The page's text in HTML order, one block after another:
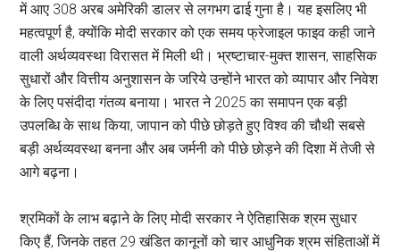
में आए 308 अरब अमेरिकी डालर से लगभग ढाई गुना है। यह इसलिए भी
महत्वपूर्ण है, क्योंकि मोदी सरकार को एक समय फ्रेजाइल फाइव कही जाने
वाली अर्थव्यवस्था विरासत में मिली थी। भ्रष्टाचार-मुक्त शासन, साहसिक
सुधारों और वित्तीय अनुशासन के जरिये उन्होंने भारत को व्यापार और निवेश
के लिए पसंदीदा गंतव्य बनाया। भारत ने 2025 का समापन एक बड़ी
उपलब्धि के साथ किया, जापान को पीछे छोड़ते हुए विश्व की चौथी सबसे
बड़ी अर्थव्यवस्था बनना और अब जर्मनी को पीछे छोड़ने की दिशा में तेजी से
आगे बढ़ना।
श्रमिकों के लाभ बढ़ाने के लिए मोदी सरकार ने ऐतिहासिक श्रम सुधार
किए हैं, जिनके तहत 29 खंडित कानूनों को चार आधुनिक श्रम संहिताओं में